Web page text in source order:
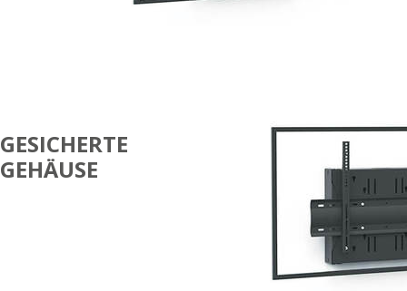
GESICHERTE
GEHÄUSE